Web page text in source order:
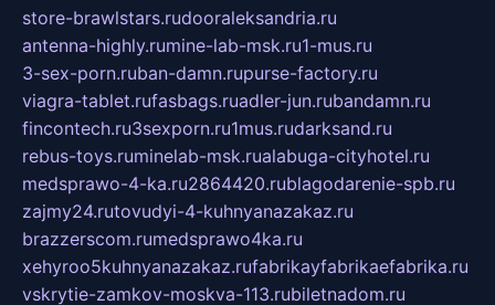
store-brawlstars.rudooraleksandria.ru
antenna-highly.rumine-lab-msk.ru1-mus.ru
3-sex-porn.ruban-damn.rupurse-factory.ru
viagra-tablet.rufasbags.ruadler-jun.rubandamn.ru
fincontech.ru3sexporn.ru1mus.rudarksand.ru
rebus-toys.ruminelab-msk.rualabuga-cityhotel.ru
medsprawo-4-ka.ru2864420.rublagodarenie-spb.ru
zajmy24.rutovudyi-4-kuhnyanazakaz.ru
brazzerscom.rumedsprawo4ka.ru
xehyroo5kuhnyanazakaz.rufabrikayfabrikaefabrika.ru
vskrytie-zamkov-moskva-113.rubiletnadom.ru